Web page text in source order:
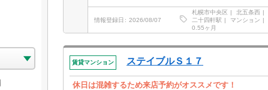
情報登録日 2026/08/07
札幌市中央区 北五条西
二十四軒駅
マンション
0.55ヶ月
賃貸マンション ステイブルＳ１７
休日は混雑するため来店予約がオススメです！